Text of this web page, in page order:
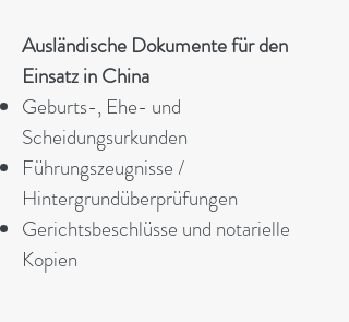
Ausländische Dokumente für den
Einsatz in China
Geburts-, Ehe- und
Scheidungsurkunden
Führungszeugnisse /
Hintergrundüberprüfungen
Gerichtsbeschlüsse und notarielle
Kopien